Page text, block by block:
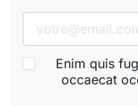
Enim quis
occaecat